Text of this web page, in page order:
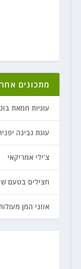
מתכונים
עוגיות חמאת
עוגת גבינה
צ'ילי אמריקאי
חצילים בטעם
אוזני המן